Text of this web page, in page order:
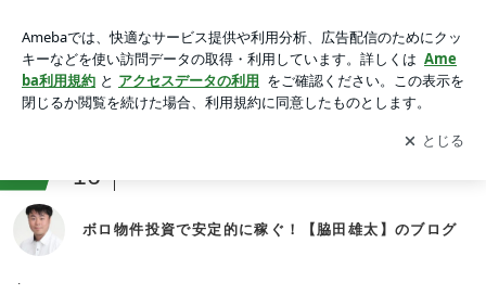
アプリをダウンロードして ブログの更新通知
を受け取りまし
ょう。
開く
16
ボロ物件投資で安定的に稼ぐ！【脇田雄太】のブログ
.